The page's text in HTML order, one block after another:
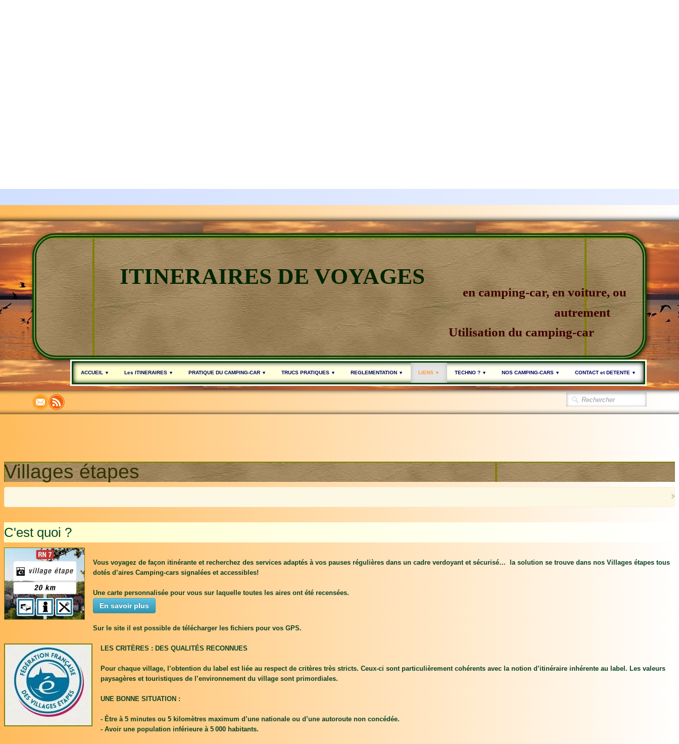
ITINERAIRES DE VOYAGES
en camping-car, en voiture, ou
autrement
Utilisation du camping-car
ACCUEIL ▼ Les ITINERAIRES ▼ PRATIQUE DU CAMPING-CAR ▼ TRUCS PRATIQUES ▼ REGLEMENTATION ▼ LIENS ▼ TECHNO ? ▼ NOS CAMPING-CARS ▼ CONTACT et DETENTE ▼
Villages étapes
×
C'est quoi ?
Vous voyagez de façon itinérante et recherchez des services adaptés à vos pauses régulières dans un cadre verdoyant et sécurisé… la solution se trouve dans nos Villages étapes tous
dotés d’aires Camping-cars signalées et accessibles!
Une carte personnalisée pour vous sur laquelle toutes les aires ont été recensées.
En savoir plus
Sur le site il est possible de télécharger les fichiers pour vos GPS.
LES CRITÈRES : DES QUALITÉS RECONNUES
Pour chaque village, l’obtention du label est liée au respect de critères très stricts. Ceux-ci sont particulièrement cohérents avec la notion d’itinéraire inhérente au label. Les valeurs
paysagères et touristiques de l’environnement du village sont primordiales.
UNE BONNE SITUATION :
- Être à 5 minutes ou 5 kilomètres maximum d’une nationale ou d’une autoroute non concédée.
- Avoir une population inférieure à 5 000 habitants.